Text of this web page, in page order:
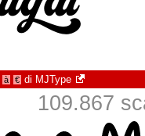
à € di MJType
109.867